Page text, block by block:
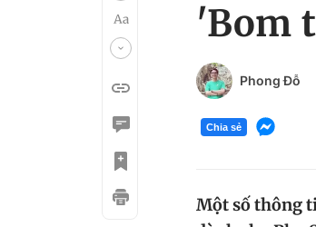
'Bom
Phong Đỗ
Chia sẻ
Một số thông